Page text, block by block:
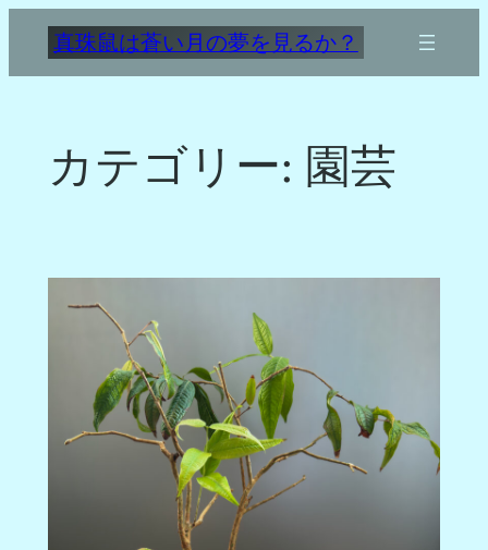
を
真珠鼠は蒼い月の夢を見るか？
カテゴリー: 園芸